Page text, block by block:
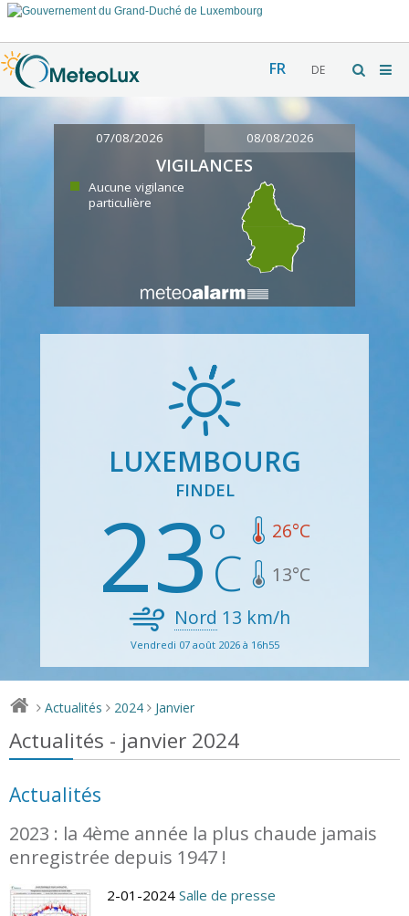
FR DE
07/08/2026 08/08/2026
VIGILANCES
Aucune vigilance
particulière
LUXEMBOURG
FINDEL
23 26°C
13°C
Nord 13 km/h
Vendredi 07 août 2026 à 16h55
> Actualités > 2024 > Janvier
Actualités - janvier 2024
Actualités
2023 : la 4ème année la plus chaude jamais
enregistrée depuis 1947 !
2-01-2024 Salle de presse